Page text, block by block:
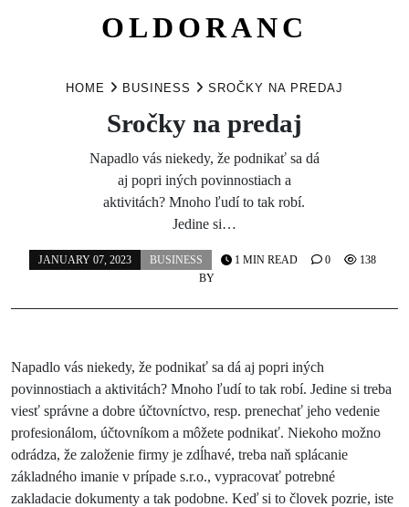
OLDORANC
HOME BUSINESS SROČKY NA PREDAJ
Sročky na predaj
Napadlo vás niekedy, že podnikať sa dá
aj popri iných povinnostiach a
aktivitách? Mnoho ľudí to tak robí.
Jedine si…
JANUARY 07, 2023
BUSINESS
BY
1 MIN READ 0 138
Napadlo vás niekedy, že podnikať sa dá aj popri iných
povinnostiach a aktivitách? Mnoho ľudí to tak robí. Jedine si treba
viesť správne a dobre účtovníctvo, resp. prenechať jeho vedenie
profesionálom, účtovníkom a môžete podnikať. Niekoho možno
odrádza, že založenie firmy je zdĺhavé, treba naň splácanie
základného imanie v prípade s.r.o., vypracovať potrebné
zakladacie dokumenty a tak podobne. Keď si to človek pozrie, iste